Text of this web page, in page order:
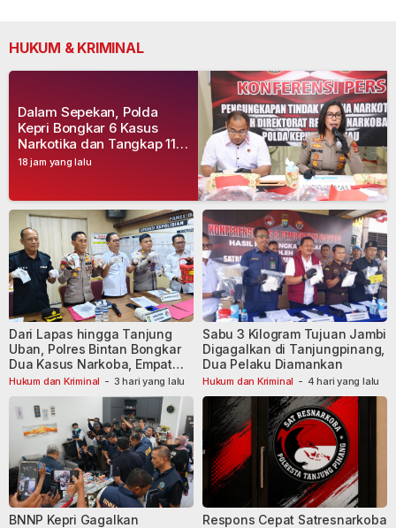
HUKUM & KRIMINAL
18 jam yang lalu
Dalam Sepekan, Polda
Kepri Bongkar 6 Kasus
Narkotika dan Tangkap 11
Tersangka
Hukum dan Kriminal - 3 hari yang lalu
Dari Lapas hingga Tanjung
Uban, Polres Bintan Bongkar
Dua Kasus Narkoba, Empat
Tersangka Dibekuk
Hukum dan Kriminal - 4 hari yang lalu
Sabu 3 Kilogram Tujuan Jambi
Digagalkan di Tanjungpinang,
Dua Pelaku Diamankan
BNNP Kepri Gagalkan
Respons Cepat Satresnarkoba